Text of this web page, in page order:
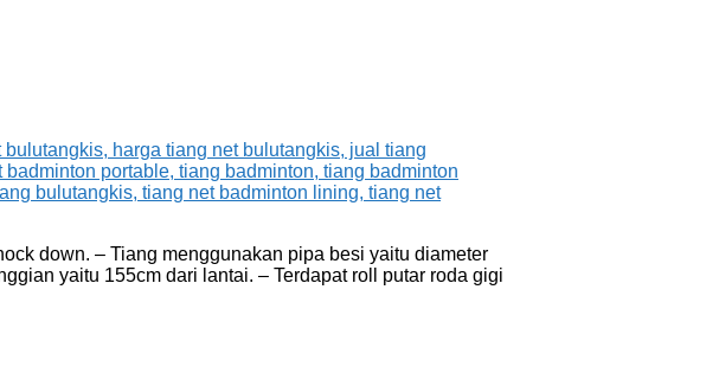
down. – Tiang menggunakan pipa besi yaitu diameter
yaitu 155cm dari lantai. – Terdapat roll putar roda gigi